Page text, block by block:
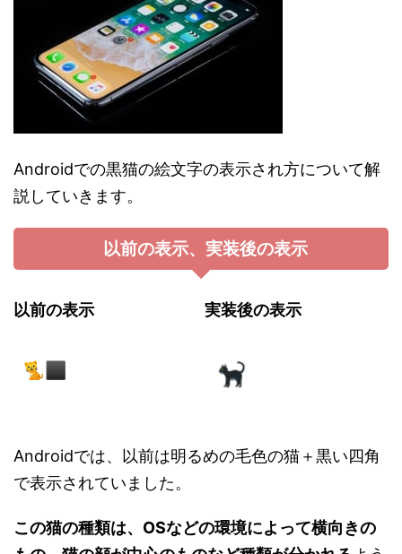
Androidでの黒猫の絵文字の表示され方について解
説していきます。
以前の表示、実装後の表示
以前の表示 実装後の表示
Androidでは、以前は明るめの毛色の猫＋黒い四角
で表示されていました。
この猫の種類は、OSなどの環境によって横向きの